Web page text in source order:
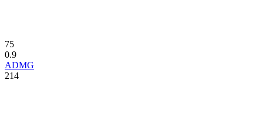
75
0.9
ADMG
214